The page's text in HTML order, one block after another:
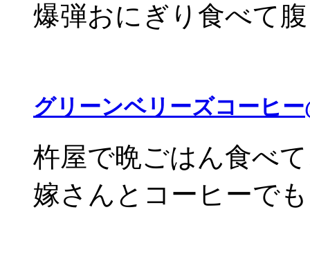
爆弾おにぎり食べて
グリーンベリーズコーヒ
杵屋で晩ごはん食べ
嫁さんとコーヒーで